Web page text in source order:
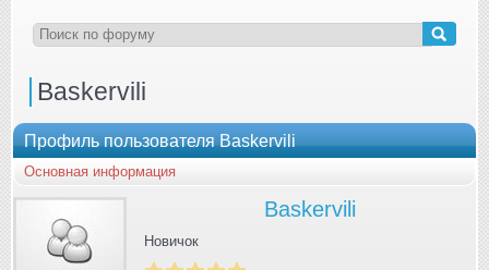
Baskervili
Профиль пользователя Baskervili
Основная информация
Baskervili
Новичок